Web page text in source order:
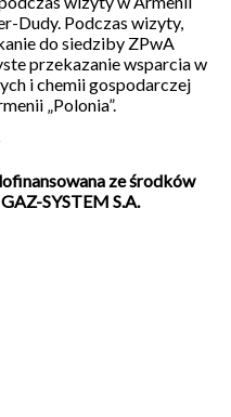
Dudy. Podczas wizyty,
do siedziby ZPwA
przekazanie wsparcia w
i chemii gospodarczej
„Polonia”.
ze środków
SYSTEM S.A.